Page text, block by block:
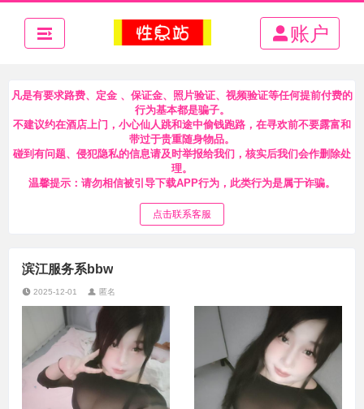
账户
凡是有要求路费、定金 、保证金、照片验证、视频验证等任何提前付费的
行为基本都是骗子。
不建议约在酒店上门，小心仙人跳和途中偷钱跑路，在寻欢前不要露富和
带过于贵重随身物品。
碰到有问题、侵犯隐私的信息请及时举报给我们，核实后我们会作删除处
理。
温馨提示：请勿相信被引导下载APP行为，此类行为是属于诈骗。
点击联系客服
滨江服务系bbw
2025-12-01 匿名